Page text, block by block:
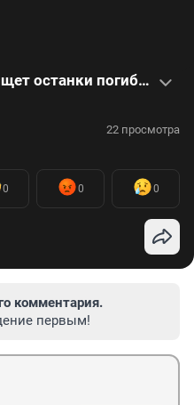
Учитель вместо отпуска ищет останки погибших на войне солдат — видео
22 просмотра
0 0 0
комментария.
первым!